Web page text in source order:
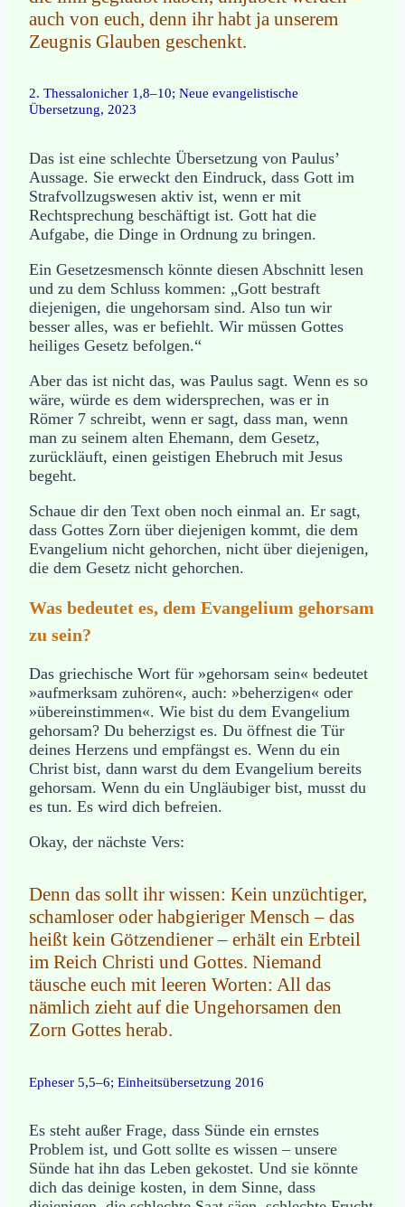
auch von euch, denn ihr habt ja unserem
Zeugnis Glauben geschenkt.
2. Thessalonicher 1,8–10; Neue evangelistische
Übersetzung, 2023
Das ist eine schlechte Übersetzung von Paulus’
Aussage. Sie erweckt den Eindruck, dass Gott im
Strafvollzugswesen aktiv ist, wenn er mit
Rechtsprechung beschäftigt ist. Gott hat die
Aufgabe, die Dinge in Ordnung zu bringen.
Ein Gesetzesmensch könnte diesen Abschnitt lesen
und zu dem Schluss kommen: „Gott bestraft
diejenigen, die ungehorsam sind. Also tun wir
besser alles, was er befiehlt. Wir müssen Gottes
heiliges Gesetz befolgen.“
Aber das ist nicht das, was Paulus sagt. Wenn es so
wäre, würde es dem widersprechen, was er in
Römer 7 schreibt, wenn er sagt, dass man, wenn
man zu seinem alten Ehemann, dem Gesetz,
zurückläuft, einen geistigen Ehebruch mit Jesus
begeht.
Schaue dir den Text oben noch einmal an. Er sagt,
dass Gottes Zorn über diejenigen kommt, die dem
Evangelium nicht gehorchen, nicht über diejenigen,
die dem Gesetz nicht gehorchen.
Was bedeutet es, dem Evangelium gehorsam
zu sein?
Das griechische Wort für »gehorsam sein« bedeutet
»aufmerksam zuhören«, auch: »beherzigen« oder
»übereinstimmen«. Wie bist du dem Evangelium
gehorsam? Du beherzigst es. Du öffnest die Tür
deines Herzens und empfängst es. Wenn du ein
Christ bist, dann warst du dem Evangelium bereits
gehorsam. Wenn du ein Ungläubiger bist, musst du
es tun. Es wird dich befreien.
Okay, der nächste Vers:
Denn das sollt ihr wissen: Kein unzüchtiger,
schamloser oder habgieriger Mensch – das
heißt kein Götzendiener – erhält ein Erbteil
im Reich Christi und Gottes. Niemand
täusche euch mit leeren Worten: All das
nämlich zieht auf die Ungehorsamen den
Zorn Gottes herab.
Epheser 5,5–6; Einheitsübersetzung 2016
Es steht außer Frage, dass Sünde ein ernstes
Problem ist, und Gott sollte es wissen – unsere
Sünde hat ihn das Leben gekostet. Und sie könnte
dich das deinige kosten, in dem Sinne, dass